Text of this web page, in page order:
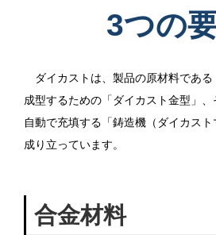
3つの
ダイカストは、製品の原材料である
成型するための「ダイカスト金型」
自動で充填する「鋳造機（ダイカス
成り立っています。
合金材料